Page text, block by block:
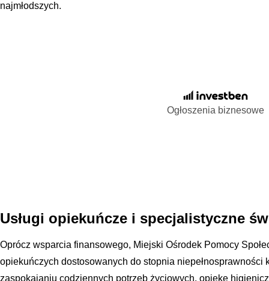
najmłodszych.
Ogłoszenia biznesowe
Usługi opiekuńcze i specjalistyczne
Oprócz wsparcia finansowego, Miejski Ośrodek Pomocy
opiekuńczych dostosowanych do stopnia niepełnosprawności
zaspokajaniu codziennych potrzeb życiowych, opiekę